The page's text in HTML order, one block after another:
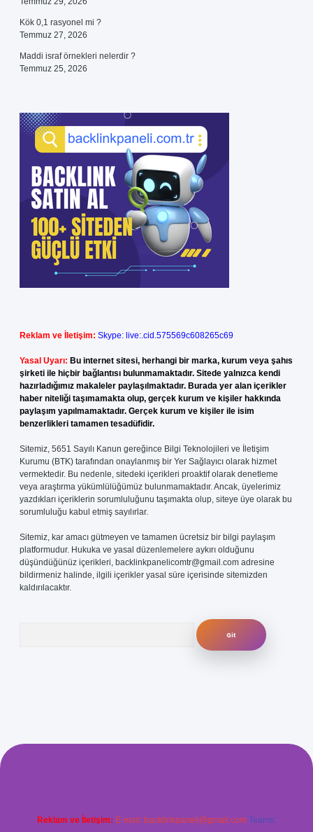
Kök 0,1 rasyonel mi ?
Temmuz 27, 2026
Maddi israf örnekleri nelerdir ?
Temmuz 25, 2026
Reklam ve İletişim: Skype: live:.cid.575569c608265c69
Yasal Uyarı: Bu internet sitesi, herhangi bir marka, kurum veya şahıs
şirketi ile hiçbir bağlantısı bulunmamaktadır. Sitede yalnızca kendi
hazırladığımız makaleler paylaşılmaktadır. Burada yer alan içerikler
haber niteliği taşımamakta olup, gerçek kurum ve kişiler hakkında
paylaşım yapılmamaktadır. Gerçek kurum ve kişiler ile isim
benzerlikleri tamamen tesadüfidir.
Sitemiz, 5651 Sayılı Kanun gereğince Bilgi Teknolojileri ve İletişim
Kurumu (BTK) tarafından onaylanmış bir Yer Sağlayıcı olarak hizmet
vermektedir. Bu nedenle, sitedeki içerikleri proaktif olarak denetleme
veya araştırma yükümlülüğümüz bulunmamaktadır. Ancak, üyelerimiz
yazdıkları içeriklerin sorumluluğunu taşımakta olup, siteye üye olarak bu
sorumluluğu kabul etmiş sayılırlar.
Sitemiz, kar amacı gütmeyen ve tamamen ücretsiz bir bilgi paylaşım
platformudur. Hukuka ve yasal düzenlemelere aykırı olduğunu
düşündüğünüz içerikleri, backlinkpanelicomtr@gmail.com adresine
bildirmeniz halinde, ilgili içerikler yasal süre içerisinde sitemizden
kaldırılacaktır.
Reklam ve İletişim: E-mail: backlinkpaneli@gmail.com Teams: